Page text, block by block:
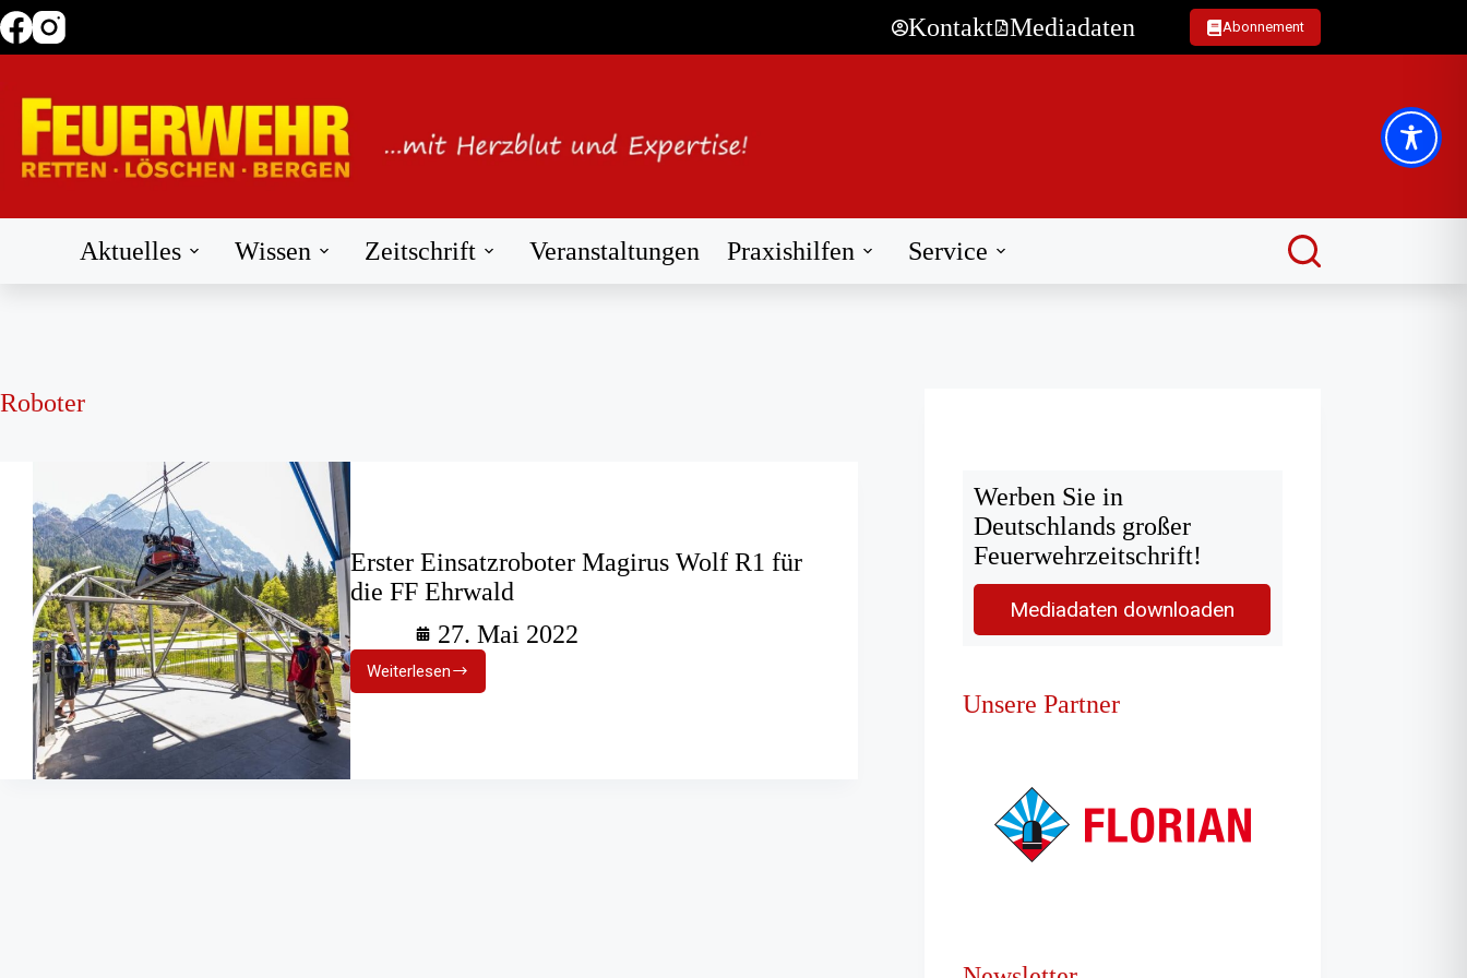
Zum
Inhalt
Kontakt Mediadaten Abonnement
Aktuelles Wissen Zeitschrift Veranstaltungen Praxishilfen Service
Roboter
Erster Einsatzroboter Magirus Wolf R1 für
die FF Ehrwald
27. Mai 2022
Weiterlesen
Erster
Einsatzroboter
Werben Sie in
Deutschlands großer
Feuerwehrzeitschrift!
Mediadaten downloaden
Unsere Partner